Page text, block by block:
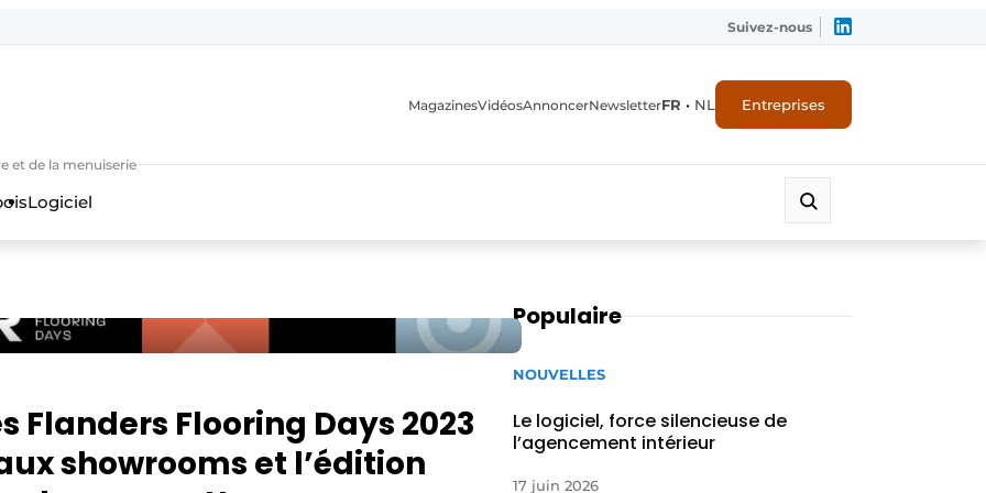
Suivez-nous
et de la menuiserie
MagazinesVidéosAnnoncerNewsletterFR • NL Entreprises
Logiciel
Flanders Flooring Days 2023
showrooms et l’édition
Populaire
NOUVELLES
Le logiciel, force silencieuse de
l’agencement intérieur
17 juin 2026